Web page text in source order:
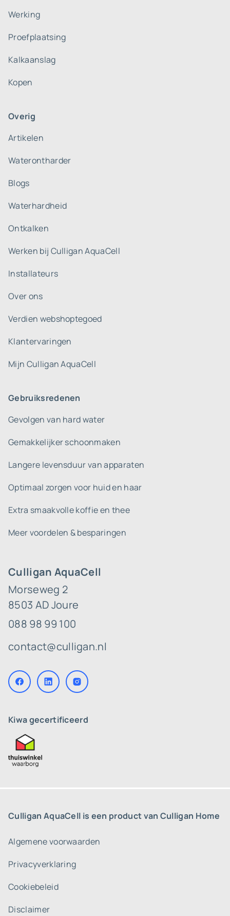
Culligan AquaCell
Morseweg 2
8503 AD Joure
088 98 99 100
contact@culligan.nl
Kiwa gecertificeerd
Werking
Proefplaatsing
Kalkaanslag
Kopen
Overig
Artikelen
Waterontharder
Blogs
Waterhardheid
Ontkalken
Werken bij Culligan AquaCell
Installateurs
Over ons
Verdien webshoptegoed
Klantervaringen
Mijn Culligan AquaCell
Gebruiksredenen
Gevolgen van hard water
Gemakkelijker schoonmaken
Langere levensduur van apparaten
Optimaal zorgen voor huid en haar
Extra smaakvolle koffie en thee
Meer voordelen & besparingen
Culligan AquaCell is een product van Culligan Home
Algemene voorwaarden
Privacyverklaring
Cookiebeleid
Disclaimer